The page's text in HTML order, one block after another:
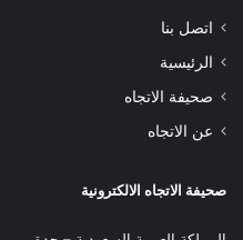
اتصل بنا
الرئيسية
صحيفة الاتجاه
عن الاتجاه
صحيفة الاتجاه الالكترونية